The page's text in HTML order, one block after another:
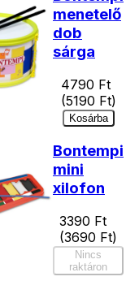
menetelő
dob
sárga
4790 Ft
(5190 Ft)
Kosárba
Bontempi
mini
xilofon
3390 Ft
(3690 Ft)
Nincs
raktáron